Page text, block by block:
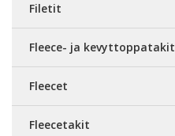
Filetit
Fleece- ja kevyttoppatakit
Fleecet
Fleecetakit